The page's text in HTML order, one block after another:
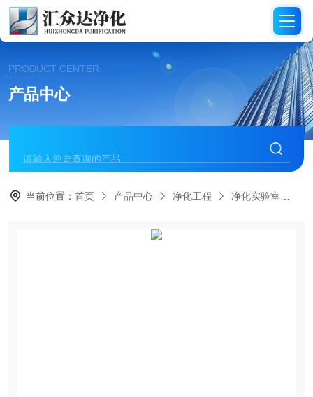
PRODUCT CENTER
产品中心
当前位置：首页 产品中心 净化工程 净化实验室